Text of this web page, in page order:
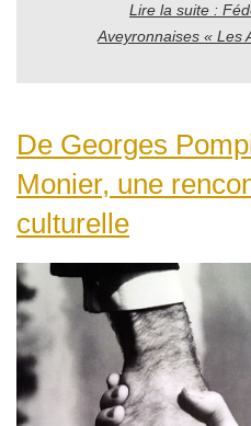
Lire la suite :
Aveyronnaises « Les
De Georges
Monier, une
culturelle